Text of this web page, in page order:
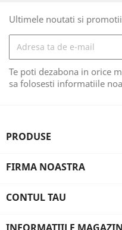
Ultimele noutati si
Te poti dezabona in orice
sa folosesti informatiile
PRODUSE
FIRMA NOASTRA
CONTUL TAU
INFORMATIILE